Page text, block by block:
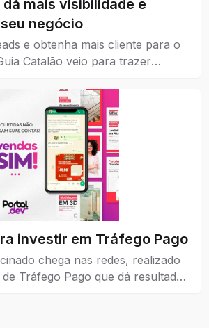
mais visibilidade e
negócio
e obtenha mais cliente para o
Catalão veio para trazer
média e grande.
investir em Tráfego Pago
chega nas redes, realizado
Tráfego Pago que dá resultados